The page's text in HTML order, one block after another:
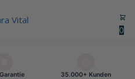
0
35.000+ Kunden